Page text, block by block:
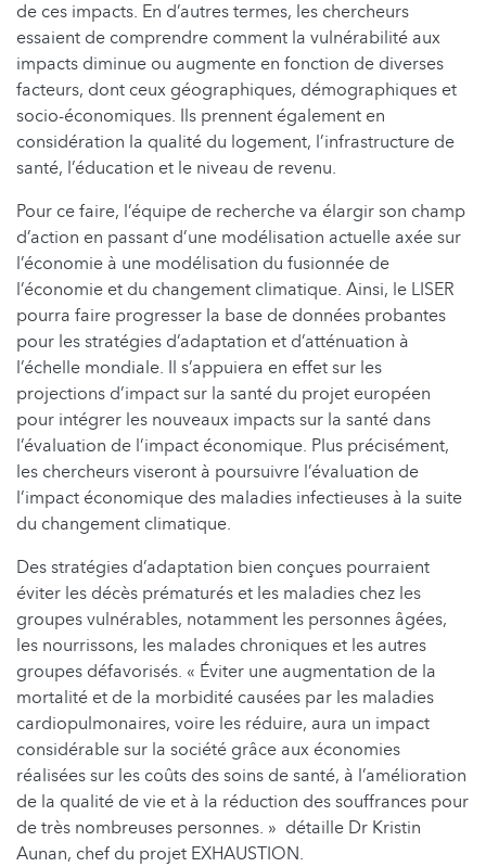
de ces impacts. En d’autres termes, les chercheurs
essaient de comprendre comment la vulnérabilité aux
impacts diminue ou augmente en fonction de diverses
facteurs, dont ceux géographiques, démographiques et
socio-économiques. Ils prennent également en
considération la qualité du logement, l’infrastructure de
santé, l’éducation et le niveau de revenu.
Pour ce faire, l’équipe de recherche va élargir son champ
d’action en passant d’une modélisation actuelle axée sur
l’économie à une modélisation du fusionnée de
l’économie et du changement climatique. Ainsi, le LISER
pourra faire progresser la base de données probantes
pour les stratégies d’adaptation et d’atténuation à
l’échelle mondiale. Il s’appuiera en effet sur les
projections d’impactsur la santé du projet européen
pour intégrer les nouveaux impacts sur la santé dans
l’évaluation de l’impact économique. Plus précisément,
les chercheurs viseront à poursuivre l’évaluation de
l’impact économique des maladies infectieuses à la suite
du changement climatique.
Des stratégies d’adaptation bien conçues pourraient
éviter les décès prématurés et les maladies chez les
groupes vulnérables, notamment les personnes âgées,
les nourrissons, les malades chroniques et les autres
groupes défavorisés. « Éviter une augmentation de la
mortalité et de la morbidité causées par les maladies
cardiopulmonaires, voire les réduire, aura un impact
considérable sur la société grâce aux économies
réalisées sur les coûts des soins de santé, à l’amélioration
de la qualité de vie et à la réduction des souffrances pour
de très nombreuses personnes. » détaille Dr Kristin
Aunan, chef du projet EXHAUSTION.